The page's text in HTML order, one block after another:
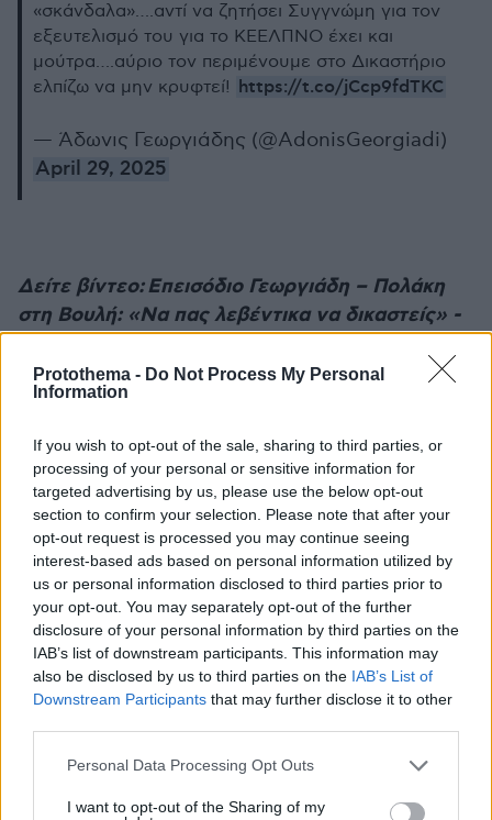
Protothema - Do Not Process My Personal
Information
If you wish to opt-out of the sale, sharing to third parties, or
processing of your personal or sensitive information for
targeted advertising by us, please use the below opt-out
section to confirm your selection. Please note that after your
opt-out request is processed you may continue seeing
interest-based ads based on personal information utilized by
us or personal information disclosed to third parties prior to
your opt-out. You may separately opt-out of the further
disclosure of your personal information by third parties on the
IAB’s list of downstream participants. This information may
also be disclosed by us to third parties on the IAB’s List of
Downstream Participants that may further disclose it to other
Please note that this website/app uses one or more Google
not limited to your visit or usage behaviour. You may click to
Personal Data Processing Opt Outs
I want to opt-out of the Sharing of my
«σκάνδαλα»….αντί να ζητήσει Συγγνώμη για τον
εξευτελισμό του για το ΚΕΕΛΠΝΟ έχει και
μούτρα….αύριο τον περιμένουμε στο Δικαστήριο
ελπίζω να μην κρυφτεί! https://t.co/jCcp9fdTKC
— Άδωνις Γεωργιάδης (@AdonisGeorgiadi)
April 29, 2025
Δείτε βίντεο: Επεισόδιο Γεωργιάδη – Πολάκη
στη Βουλή: «Να πας λεβέντικα να δικαστείς» -